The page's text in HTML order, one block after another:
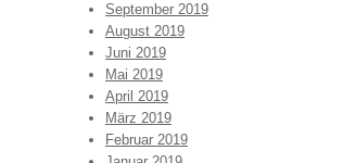
September 2019
August 2019
Juni 2019
Mai 2019
April 2019
März 2019
Februar 2019